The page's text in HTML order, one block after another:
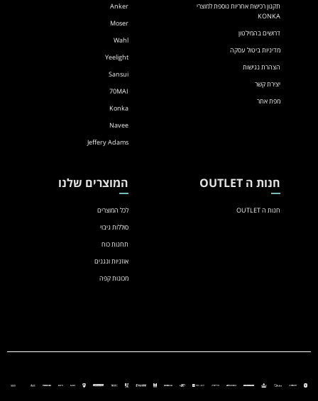
תקנון רכישת אחריות נוספת למוצרי
KONKA
דרושים בהמילטון
מדיניות ביטול עסקה
הצהרת נגישות
יצירת קשר
מפת אתר
Anker
Moser
Wahl
Yeelight
Sansui
70MAI
Konka
Navee
Jeffery Adams
חנות ה OUTLET
חנות ה OUTLET
המוצרים שלנו
לכל המוצרים
סוללות גיבוי
תחנות כוח
אוזניות ונגנים
מכונות קפה